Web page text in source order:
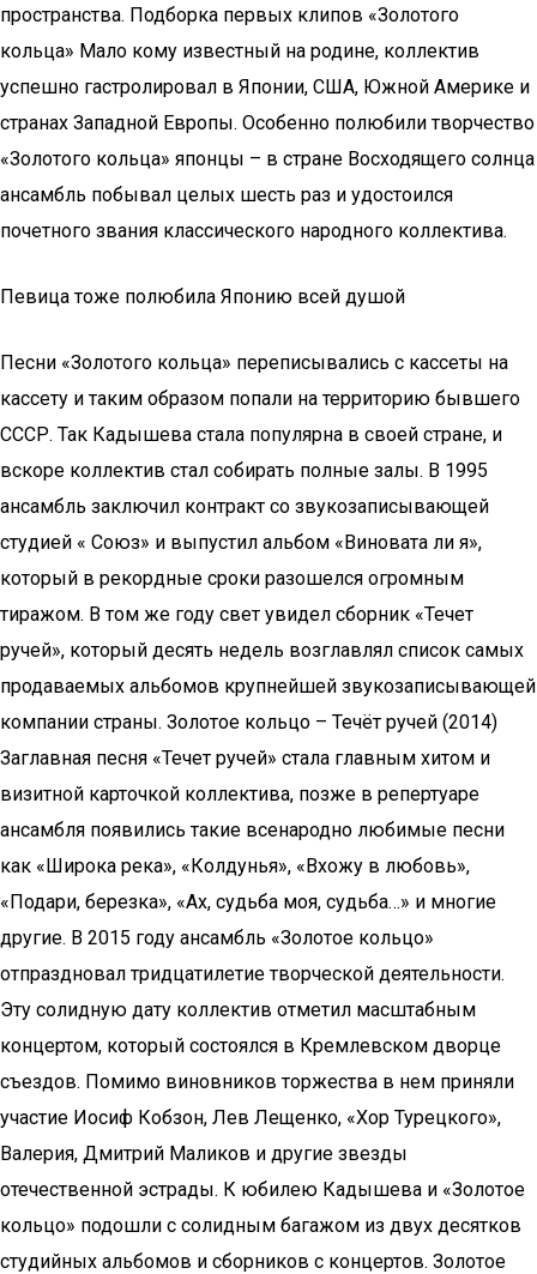
пространства. Подборка первых клипов «Золотого
кольца» Мало кому известный на родине, коллектив
успешно гастролировал в Японии, США, Южной Америке и
странах Западной Европы. Особенно полюбили творчество
«Золотого кольца» японцы – в стране Восходящего солнца
ансамбль побывал целых шесть раз и удостоился
почетного звания классического народного коллектива.
Певица тоже полюбила Японию всей душой
Песни «Золотого кольца» переписывались с кассеты на
кассету и таким образом попали на территорию бывшего
СССР. Так Кадышева стала популярна в своей стране, и
вскоре коллектив стал собирать полные залы. В 1995
ансамбль заключил контракт со звукозаписывающей
студией « Союз» и выпустил альбом «Виновата ли я»,
который в рекордные сроки разошелся огромным
тиражом. В том же году свет увидел сборник «Течет
ручей», который десять недель возглавлял список самых
продаваемых альбомов крупнейшей звукозаписывающей
компании страны. Золотое кольцо – Течёт ручей (2014)
Заглавная песня «Течет ручей» стала главным хитом и
визитной карточкой коллектива, позже в репертуаре
ансамбля появились такие всенародно любимые песни
как «Широка река», «Колдунья», «Вхожу в любовь»,
«Подари, березка», «Ах, судьба моя, судьба…» и многие
другие. В 2015 году ансамбль «Золотое кольцо»
отпраздновал тридцатилетие творческой деятельности.
Эту солидную дату коллектив отметил масштабным
концертом, который состоялся в Кремлевском дворце
съездов. Помимо виновников торжества в нем приняли
участие Иосиф Кобзон, Лев Лещенко, «Хор Турецкого»,
Валерия, Дмитрий Маликов и другие звезды
отечественной эстрады. К юбилею Кадышева и «Золотое
кольцо» подошли с солидным багажом из двух десятков
студийных альбомов и сборников с концертов. Золотое